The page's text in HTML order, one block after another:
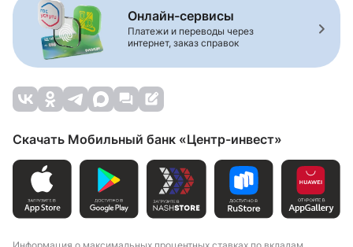
Онлайн-сервисы
Платежи и переводы через
интернет, заказ справок
Скачать Мобильный банк «Центр-инвест»